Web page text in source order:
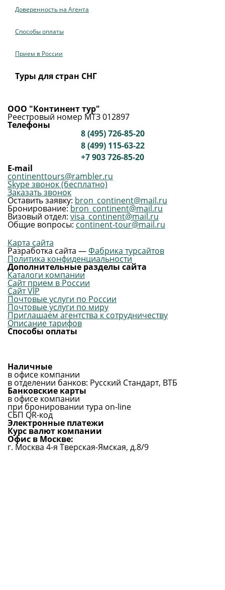
Доверенность на Агента
Способы оплаты
Прием в России
Туры для стран СНГ
ООО "Континент тур"
Реестровый номер МТЗ 012897
Телефоны
8 (495) 726-85-20
8 (499) 115-63-22
+7 903 726-85-20
E-mail
continenttours@rambler.ru
Skype звонок (бесплатно)
Заказать звонок
Оставить заявку: bron_continent@mail.ru
Бронирование:bron_continent@mail.ru
Визовый отдел: visa_continent@mail.ru
Общие вопросы: continent-tour@mail.ru
Карта сайта
Разработка сайта —Фабрика турсайтов
Политика конфиденциальности
Дополнительные разделы сайта
Каталоги компании
Сайт прием в России
Сайт VIP
Почтовые услуги по России
Почтовые услуги по миру
Приглашаем агентства к сотрудничеству
Описание тарифов
Способы оплаты
Наличные
в офисе компании
в отделении банков: Русский Стандарт, ВТБ
Банковские карты
в офисе компании
при бронировании тура on-line
СБП QR-код
Электронные платежи
Курс валют компании
Офис в Москве:
г. Москва 4-я Тверская-Ямская, д.8/9